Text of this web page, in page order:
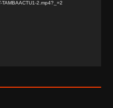
2.mp4?_=2